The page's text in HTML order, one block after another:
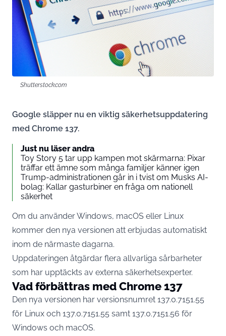
Shutterstock.com
Google släpper nu en viktig säkerhetsuppdatering
med Chrome 137.
Just nu läser andra
Toy Story 5 tar upp kampen mot skärmarna: Pixar
träffar ett ämne som många familjer känner igen
Trump-administrationen går in i tvist om Musks AI-
bolag: Kallar gasturbiner en fråga om nationell
säkerhet
Om du använder Windows, macOS eller Linux
kommer den nya versionen att erbjudas automatiskt
inom de närmaste dagarna.
Uppdateringen åtgärdar flera allvarliga sårbarheter
som har upptäckts av externa säkerhetsexperter.
Vad förbättras med Chrome 137
Den nya versionen har versionsnumret 137.0.7151.55
för Linux och 137.0.7151.55 samt 137.0.7151.56 för
Windows och macOS.